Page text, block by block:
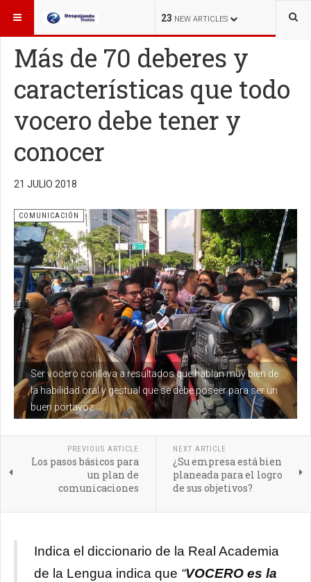
23 NEW ARTICLES
ESTÁ AQUÍ: OTROS TEMAS COMUNICACIÓN
Más de 70 deberes y
características que todo
vocero debe tener y
conocer
21 JULIO 2018
Ser vocero conlleva a resultados que hablan muy bien de
la habilidad oral y gestual que se debe poseer para ser un
buen portavoz
COMUNICACIÓN
PREVIOUS ARTICLE
Los pasos básicos para
un plan de
comunicaciones
NEXT ARTICLE
¿Su empresa está bien
planeada para el logro
de sus objetivos?
Indica el diccionario de la Real Academia
de la Lengua indica que “VOCERO es la